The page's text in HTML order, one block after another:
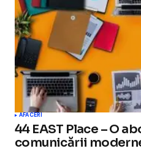
AFACERI
44 EAST Place – O
comunicării